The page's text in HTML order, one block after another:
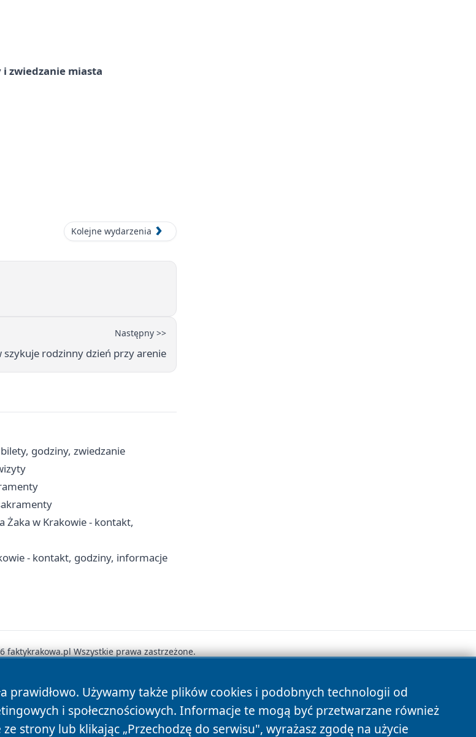
zwiedzanie miasta
Kolejne wydarzenia
Następny >>
rodzinny dzień przy arenie
godziny, zwiedzanie
Żaka w Krakowie - kontakt,
- kontakt, godziny, informacje
prawidłowo. Używamy także plików cookies i podobnych technologii od
i społecznościowych. Informacje te mogą być przetwarzane również
strony lub klikając „Przechodzę do serwisu", wyrażasz zgodę na użycie
faktykrakowa.pl Wszystkie prawa zastrzeżone.
Polityka Prywatności Polityka Cookies